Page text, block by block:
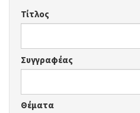
Τίτλος
Συγγραφέας
Θέματα